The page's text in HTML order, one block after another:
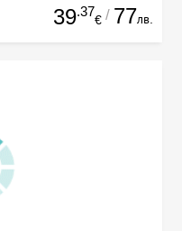
39.37
€ / 77лв.